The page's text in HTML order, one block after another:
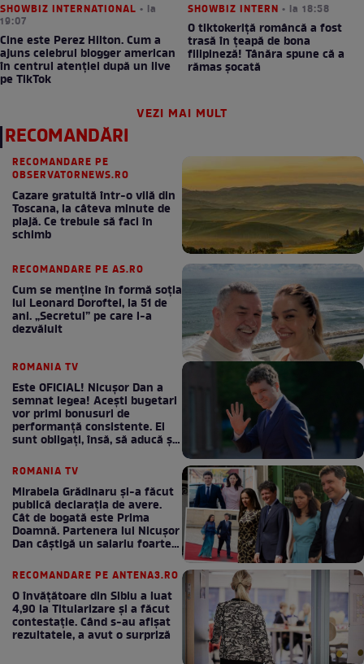
SHOWBIZ INTERNATIONAL • la
19:07
Cine este Perez Hilton. Cum a
ajuns celebrul blogger american
în centrul atenției după un live
pe TikTok
SHOWBIZ INTERN • la 18:58
O tiktokeriță româncă a fost
trasă în țeapă de bona
filipineză! Tânăra spune că a
rămas șocată
VEZI MAI MULT
RECOMANDĂRI
RECOMANDARE PE
OBSERVATORNEWS.RO
Cazare gratuită într-o vilă din
Toscana, la câteva minute de
plajă. Ce trebuie să faci în
schimb
RECOMANDARE PE AS.RO
Cum se menţine în formă soţia
lui Leonard Doroftei, la 51 de
ani. „Secretul” pe care l-a
dezvăluit
ROMANIA TV
Este OFICIAL! Nicușor Dan a
semnat legea! Acești bugetari
vor primi bonusuri de
performanță consistente. Ei
sunt obligați, însă, să aducă și
ROMANIA TV
Mirabela Grădinaru și-a făcut
publică declarația de avere.
Cât de bogată este Prima
Doamnă. Partenera lui Nicușor
Dan câștigă un salariu foarte
RECOMANDARE PE ANTENA3.RO
O învățătoare din Sibiu a luat
4,90 la Titularizare și a făcut
contestație. Când s-au afișat
rezultatele, a avut o surpriză